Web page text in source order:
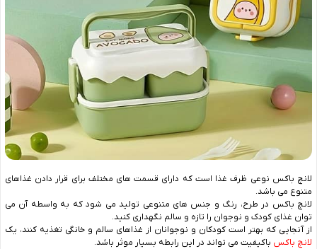
لانچ باکس نوعی ظرف غذا است که دارای قسمت های مختلف برای قرار دادن غذاهای
متنوع می باشد.
لانچ باکس در طرح، رنگ و جنس های متنوعی تولید می شود که به واسطه آن می
توان غذای کودک و نوجوان را تازه و سالم نگهداری کنید.
از آنجایی که بهتر است کودکان و نوجوانان از غذاهای سالم و خانگی تغذیه کنند، یک
لانچ باکس باکیفیت می تواند در این رابطه بسیار موثر باشد.